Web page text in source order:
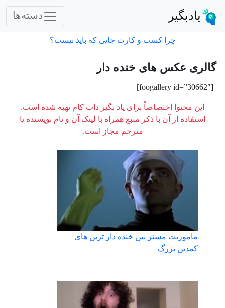
یادبگیر دسته‌ها
چرا کسب و کارت جایی که باید نیست؟
گالری عکس های خنده دار
[foogallery id=”30662″]
این محتوا اختصاصاً برای یاد بگیر دات کام تهیه شده است.
استفاده از آن با ذکر منبع همراه با لینک آن و نام نویسنده یا
مترجم مجاز است.
ماموریت مستر بین خنده دار ترین های
کمدین بزرگ